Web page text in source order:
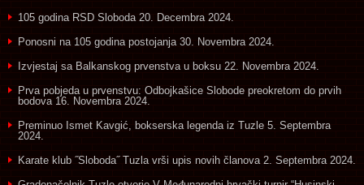
105 godina RSD Sloboda 20. Decembra 2024.
Ponosni na 105 godina postojanja 30. Novembra 2024.
Izvjestaj sa Balkanskog prvenstva u boksu 22. Novembra 2024.
Prva pobjeda u prvenstvu: Odbojkašice Slobode preokretom do prvih
bodova 16. Novembra 2024.
Preminuo Ismet Kavgić, bokserska legenda iz Tuzle 5. Septembra
2024.
Karate klub ˝Sloboda˝ Tuzla vrši upis novih članova 2. Septembra 2024.